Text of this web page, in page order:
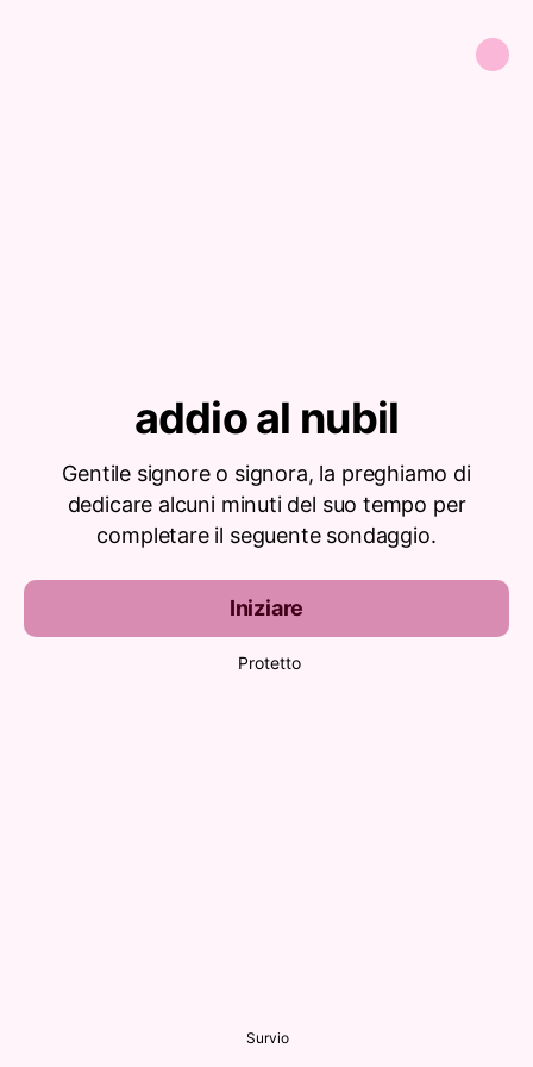
addio al nubil
Gentile signore o signora, la preghiamo di
dedicare alcuni minuti del suo tempo per
completare il seguente sondaggio.
Iniziare
Protetto
Survio